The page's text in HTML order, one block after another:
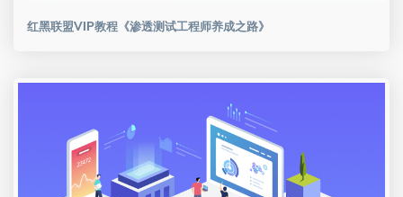
红黑联盟VIP教程《渗透测试工程师养成之路》